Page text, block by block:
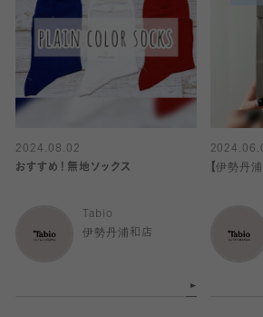
2024.08.02
おすすめ！無地ソックス
Tabio
伊勢丹浦和店
【伊勢丹